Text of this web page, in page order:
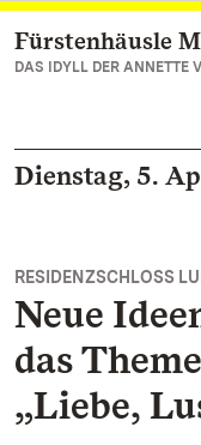
Zum Hauptinhalt
Fürstenhäusle
DAS IDYLL DER ANNETTE
Dienstag, 5.
RESIDENZSCHLOSS
Neue
das
„Liebe,